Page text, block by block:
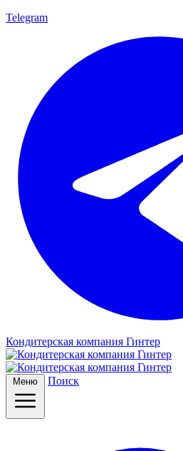
Telegram
Кондитерская компания Гинтер
Меню Поиск